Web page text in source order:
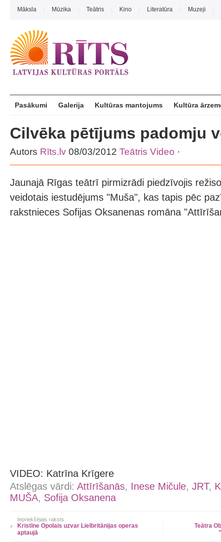
Māksla Mūzika Teātris Kino Literatūra Muzeji
Pasākumi Galerija Kultūras mantojums Kultūra
Cilvēka pētījums padomju
Autors Rīts.lv 08/03/2012 Teātris Video ·
Jaunajā Rīgas teātrī pirmizrādi piedzīvojis
veidotais iestudējums "Muša", kas tapis pēc
rakstnieces Sofijas Oksanenas romāna
VIDEO: Katrīna Krīgere
Atslēgas vārdi: Attīrīšanās, Inese Mičule, JRT,
MUŠA, Sofija Oksanena
Iepriekšējais raksts
Kristīne Opolais uzvar Lielbritānijas operas
aptaujā
Teātra